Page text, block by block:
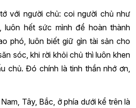
với người chủ: coi người chủ như
luôn hết sức mình để hoàn thành
phó, luôn biết giữ gìn tài sản cho
sóc, khi rời khỏi chủ thì luôn khen
chủ. Đó chính là tinh thần nhớ ơn,
Tây, Bắc, ở phía dưới kể trên là